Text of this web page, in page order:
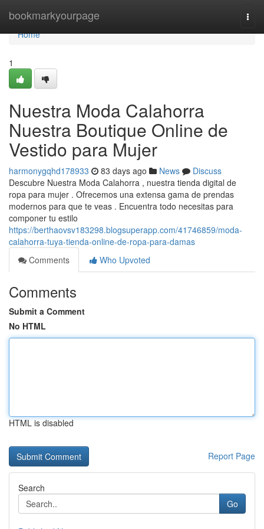
bookmarkyourpage
Home
Home
1
Nuestra Moda Calahorra
Nuestra Boutique Online de
Vestido para Mujer
harmonygqhd178933 83 days ago News
Discuss
Descubre Nuestra Moda Calahorra , nuestra tienda digital de
ropa para mujer . Ofrecemos una extensa gama de prendas
modernos para que te veas . Encuentra todo necesitas para
componer tu estilo
https://berthaovsv183298.blogsuperapp.com/41746859/moda-
calahorra-tuya-tienda-online-de-ropa-para-damas
Comments
Who Upvoted
Comments
Submit a Comment
No HTML
HTML is disabled
Report Page
Search
Go